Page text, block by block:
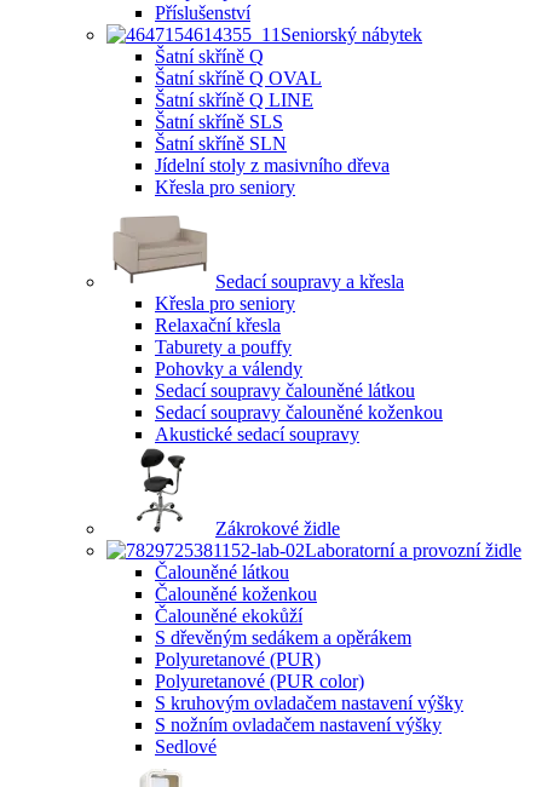
Příslušenství
Seniorský nábytek
Šatní skříně Q
Šatní skříně Q OVAL
Šatní skříně Q LINE
Šatní skříně SLS
Šatní skříně SLN
Jídelní stoly z masivního dřeva
Křesla pro seniory
Sedací soupravy a křesla
Křesla pro seniory
Relaxační křesla
Taburety a pouffy
Pohovky a válendy
Sedací soupravy čalouněné látkou
Sedací soupravy čalouněné koženkou
Akustické sedací soupravy
Zákrokové židle
Laboratorní a provozní židle
Čalouněné látkou
Čalouněné koženkou
Čalouněné ekokůží
S dřevěným sedákem a opěrákem
Polyuretanové (PUR)
Polyuretanové (PUR color)
S kruhovým ovladačem nastavení výšky
S nožním ovladačem nastavení výšky
Sedlové